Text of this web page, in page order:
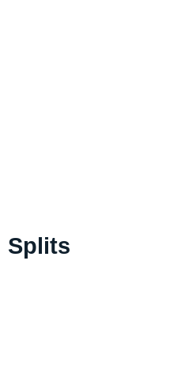
Splits